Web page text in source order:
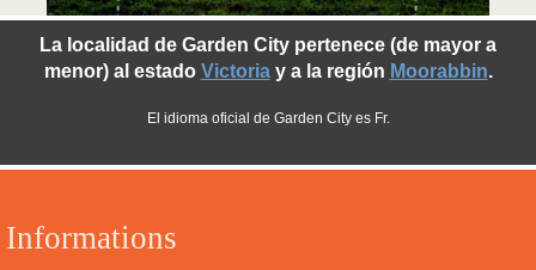
Informations
La localidad de Garden City pertenece (de mayor a
menor) al estado Victoriay a la región Moorabbin.
El idioma oficial de Garden City es Fr.